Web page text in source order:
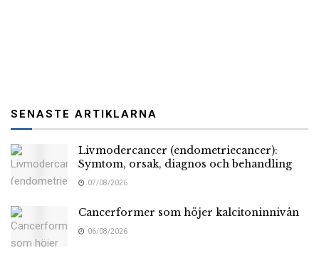
SENASTE ARTIKLARNA
Livmodercancer (endometriecancer):
Symtom, orsak, diagnos och behandling
07/08/2026
Cancerformer som höjer kalcitoninnivån
06/08/2026